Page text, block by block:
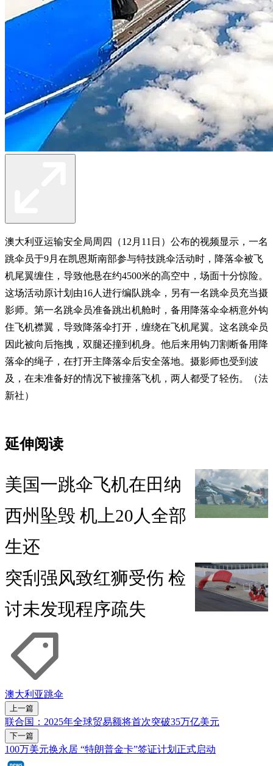
澳大利亚运输安全局周四（12月11日）公布的视频显示，一名
跳伞员于9月在凯恩斯南部参与特技跳伞活动时，降落伞被飞
机尾翼缠住，导致他悬在约4500米的高空中，场面十分惊险。
这场活动原计划由16人进行编队跳伞，另有一名跳伞员充当摄
影师。第一名跳伞员准备跳出机舱时，备用降落伞伞柄意外钩
住飞机襟翼，导致降落伞打开，缠绕在飞机尾翼。这名跳伞员
因此被向后拖拽，双腿还撞到机身。他后来用钩刀割断备用降
落伞的绳子，在打开主降落伞后安全落地。摄影师也受到波
及，在未准备好的情况下被撞落飞机，两人都受了轻伤。（法
新社）
延伸阅读
美国一跳伞飞机在田纳
西州坠毁 机上20人全部
生还
突刮强风致红狮受伤 检
讨未发现程序疏失
澳大利亚跳伞
上一篇
联合国：2025年全球贸易额将首次突破35万亿美元
下一篇
100万美元换永居 “特朗普金卡”签证计划正式启动